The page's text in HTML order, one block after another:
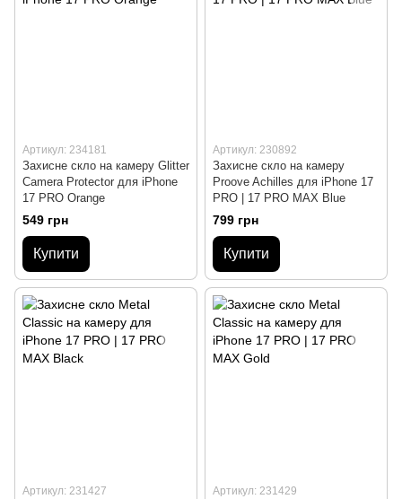
Артикул: 234181
Захисне скло на камеру Glitter
Camera Protector для iPhone
17 PRO Orange
549 грн
Купити
Артикул: 230892
Захисне скло на камеру
Proove Achilles для iPhone 17
PRO | 17 PRO MAX Blue
799 грн
Купити
Артикул: 231427 Артикул: 231429